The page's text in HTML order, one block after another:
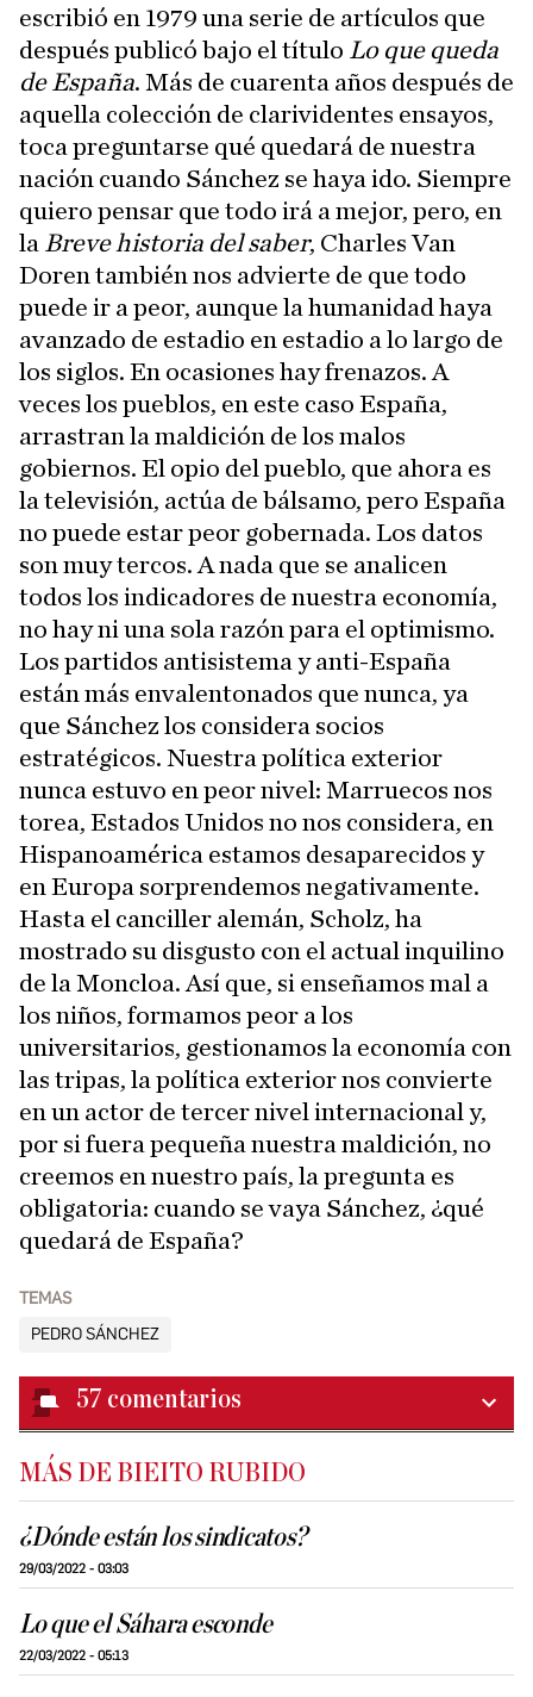
escribió en 1979 una serie de artículos que
después publicó bajo el título Lo que queda
de España. Más de cuarenta años después de
aquella colección de clarividentes ensayos,
toca preguntarse qué quedará de nuestra
nación cuando Sánchez se haya ido. Siempre
quiero pensar que todo irá a mejor, pero, en
la Breve historia del saber, Charles Van
Doren también nos advierte de que todo
puede ir a peor, aunque la humanidad haya
avanzado de estadio en estadio a lo largo de
los siglos. En ocasiones hay frenazos. A
veces los pueblos, en este caso España,
arrastran la maldición de los malos
gobiernos. El opio del pueblo, que ahora es
la televisión, actúa de bálsamo, pero España
no puede estar peor gobernada. Los datos
son muy tercos. A nada que se analicen
todos los indicadores de nuestra economía,
no hay ni una sola razón para el optimismo.
Los partidos antisistema y anti-España
están más envalentonados que nunca, ya
que Sánchez los considera socios
estratégicos. Nuestra política exterior
nunca estuvo en peor nivel: Marruecos nos
torea, Estados Unidos no nos considera, en
Hispanoamérica estamos desaparecidos y
en Europa sorprendemos negativamente.
Hasta el canciller alemán, Scholz, ha
mostrado su disgusto con el actual inquilino
de la Moncloa. Así que, si enseñamos mal a
los niños, formamos peor a los
universitarios, gestionamos la economía con
las tripas, la política exterior nos convierte
en un actor de tercer nivel internacional y,
por si fuera pequeña nuestra maldición, no
creemos en nuestro país, la pregunta es
obligatoria: cuando se vaya Sánchez, ¿qué
quedará de España?
TEMAS
PEDRO SÁNCHEZ
57 comentarios
MÁS DE BIEITO RUBIDO
¿Dónde están los sindicatos?
29/03/2022 - 03:03
Lo que el Sáhara esconde
22/03/2022 - 05:13